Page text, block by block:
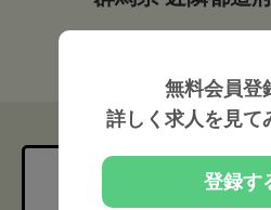
職種か
無料会員登
詳しく求人を見て
登録す